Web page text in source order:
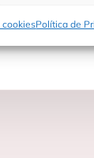
cookiesPolítica de
juegan.